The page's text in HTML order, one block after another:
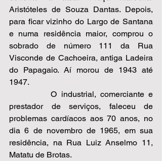
Aristóteles de Souza Dantas. Depois,
para ficar vizinho do Largo de Santana
e numa residência maior, comprou o
sobrado de número 111 da Rua
Visconde de Cachoeira, antiga Ladeira
do Papagaio. Aí morou de 1943 até
1947.
          O industrial, comerciante e
prestador de serviços, faleceu de
problemas cardíacos aos 70 anos, no
dia 6 de novembro de 1965, em sua
residência, na Rua Luiz Anselmo 11,
Matatu de Brotas.